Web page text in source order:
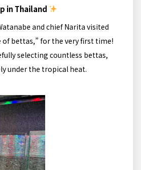
in Thailand
and chief Narita visited
of bettas,” for the very first time!
selecting countless bettas,
under the tropical heat.